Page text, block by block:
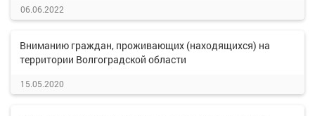
06.06.2022
Вниманию граждан, проживающих (находящихся) на
территории Волгоградской области
15.05.2020